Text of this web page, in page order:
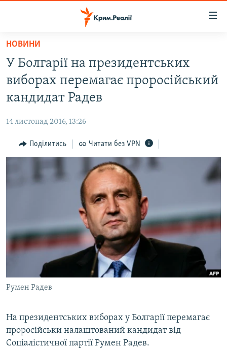
Перейти
основного
матеріалу
Перейти
до
основної
Перейти
до
ВОДА.КРИМ
ВІДЕО ТА ФОТО
БЛОГИ
ПОГЛЯД
ВСЕ ЗА ДЕНЬ
ВІДЕОУРОКИ «ELIFBE»
СВІДЧЕННЯ ОКУПАЦІЇ
УКРАЇНСЬКА ПРОБЛЕМА КРИМУ
ІНФОГРАФІКА
ЯК ОБІЙТИ БЛОКУВАННЯ
Русский
Qırımtatar
ДОЛУЧАЙСЯ!
Усі сайти RFE/RL
НОВИНИ
У Болгарії на президентських
виборах перемагає проросійський
кандидат Радев
14 листопад 2016, 13:26
Поділитись Читати без VPN
Румен Радев
На президентських виборах у Болгарії перемагає
проросійськи налаштований кандидат від
Соціалістичної партії Румен Радев.